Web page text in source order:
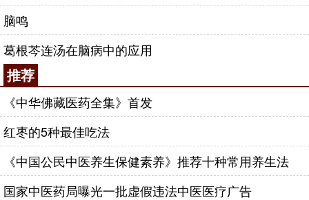
脑鸣
葛根芩连汤在脑病中的应用
推荐
《中华佛藏医药全集》首发
红枣的5种最佳吃法
《中国公民中医养生保健素养》推荐十种常用养生法
国家中医药局曝光一批虚假违法中医医疗广告